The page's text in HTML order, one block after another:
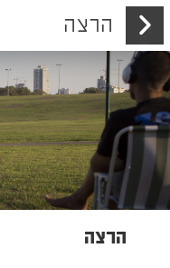
HE
אודות
מופעים
VHS ד״ש מהעבר
הרצה
הרצה